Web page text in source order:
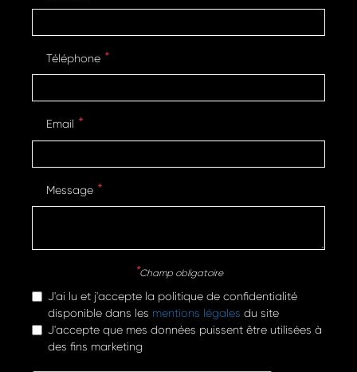
Téléphone
Email
Message
Champ obligatoire
J'ai lu et j'accepte la politique de confidentialité
disponible dans les mentions légales du site
J'accepte que mes données puissent être utilisées à
des fins marketing